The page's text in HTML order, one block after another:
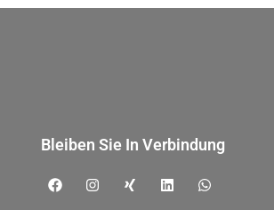
Bleiben Sie In Verbindung